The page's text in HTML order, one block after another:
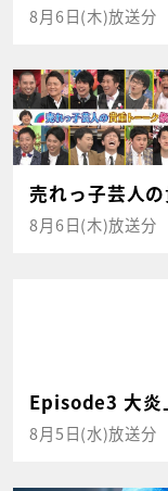
8月6日(木)放送分
売れっ子芸人
8月6日(木)放送分
Episode3 大
8月5日(水)放送分